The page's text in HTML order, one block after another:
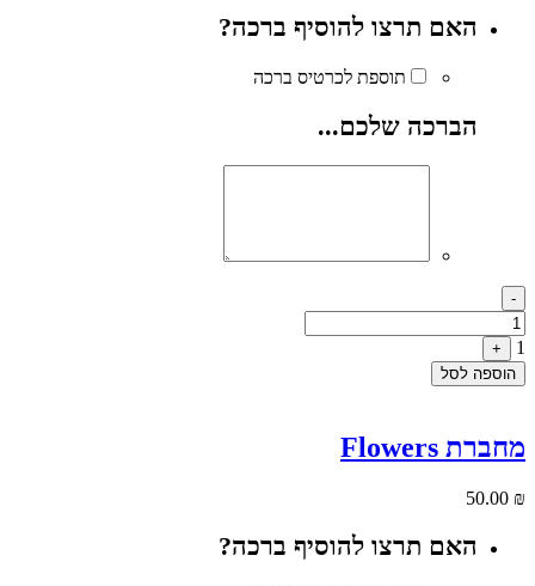
האם תרצו להוסיף ברכה?
תוספת לכרטיס ברכה
הברכה שלכם...
Quantity
-
1
+
הוספה לסל
מחברת Flowers
50.00 ₪
האם תרצו להוסיף ברכה?